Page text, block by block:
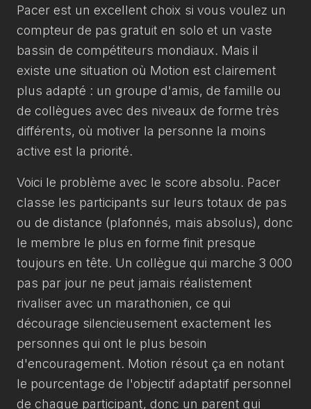
Pacer est un excellent choix si vous voulez un
compteur de pas gratuit en solo et un vaste
bassin de compétiteurs mondiaux. Mais il
existe une situation où Motion est clairement
plus adapté : un groupe d'amis, de famille ou
de collègues avec des niveaux de forme très
différents, où motiver la personne la moins
active est la priorité.
Voici le problème avec le score absolu. Pacer
classe les participants sur leurs totaux de pas
ou de distance (plafonnés, mais absolus), donc
le membre le plus en forme finit presque
toujours en tête. Un collègue qui marche 3 000
pas par jour ne peut jamais réalistement
rivaliser avec un marathonien, ce qui
décourage silencieusement exactement les
personnes qui ont le plus besoin
d'encouragement. Motion résout ça en notant
le pourcentage de l'objectif adaptatif personnel
de chaque participant, donc un parent qui